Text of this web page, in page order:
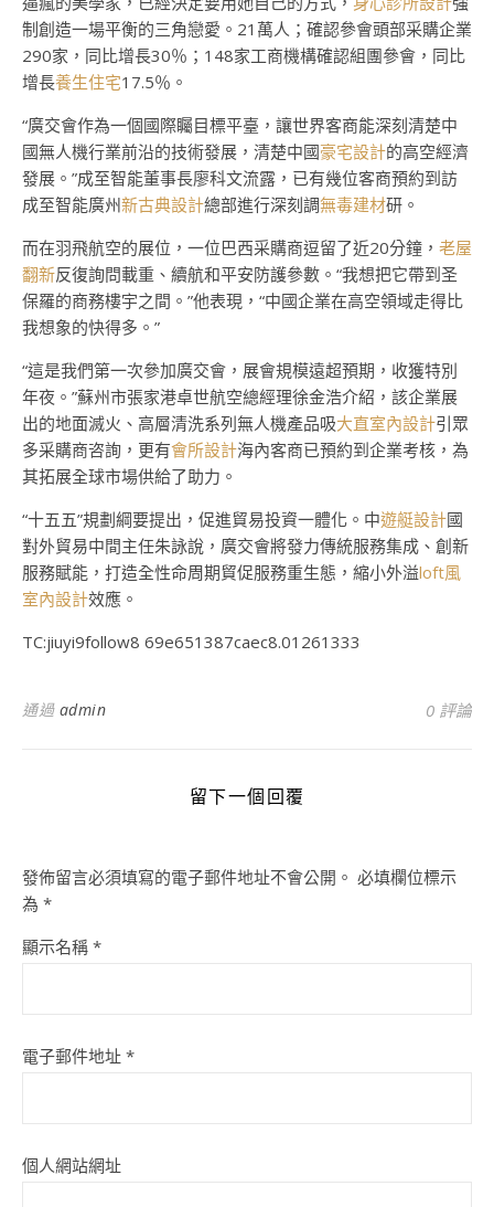
制創造一場平衡的三角戀愛。21萬人；確認參會頭部采購企業
290家，同比增長30％；148家工商機構確認組團參會，同比
增長養生住宅17.5％。
“廣交會作為一個國際矚目標平臺，讓世界客商能深刻清楚中
國無人機行業前沿的技術發展，清楚中國豪宅設計的高空經濟
發展。”成至智能董事長廖科文流露，已有幾位客商預約到訪
成至智能廣州新古典設計總部進行深刻調無毒建材研。
而在羽飛航空的展位，一位巴西采購商逗留了近20分鐘， 老屋
翻新反復詢問載重、續航和平安防護參數。“我想把它帶到圣
保羅的商務樓宇之間。”他表現，“中國企業在高空領域走得比
我想象的快得多。”
“這是我們第一次參加廣交會，展會規模遠超預期，收獲特別
年夜。”蘇州市張家港卓世航空總經理徐金浩介紹，該企業展
出的地面滅火、高層清洗系列無人機產品吸大直室內設計引眾
多采購商咨詢，更有會所設計海內客商已預約到企業考核，為
其拓展全球市場供給了助力。
“十五五”規劃綱要提出，促進貿易投資一體化。中遊艇設計國
對外貿易中間主任朱詠說，廣交會將發力傳統服務集成、創新
服務賦能，打造全性命周期貿促服務重生態，縮小外溢loft風
室內設計效應。
TC:jiuyi9follow8 69e651387caec8.01261333
通過 admin 0 評論
留下一個回覆
發佈留言必須填寫的電子郵件地址不會公開。 必填欄位標示
為 *
顯示名稱 *
電子郵件地址 *
個人網站網址